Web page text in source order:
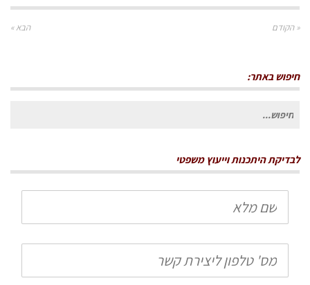
« הקודם הבא »
חיפוש באתר:
חיפוש
לבדיקת היתכנות וייעוץ משפטי
שם
מלא
טלפון